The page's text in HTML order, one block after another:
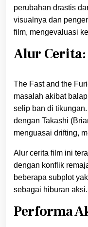
perubahan drastis
visualnya dan
film, mengevaluasi
Alur
The Fast and the
masalah akibat
selip ban di
dengan Takashi
menguasai drifting,
Alur cerita film ini
dengan konflik
beberapa subplot
sebagai hiburan aksi.
Performa